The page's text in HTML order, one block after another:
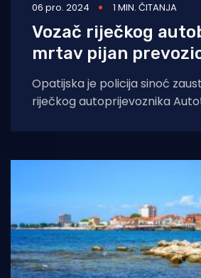
06 pro. 2024 1 MIN. ČITANJA
Vozač riječkog
mrtav pijan
Opatijska je policija sinoć
riječkog autoprijevoznika
je u tom